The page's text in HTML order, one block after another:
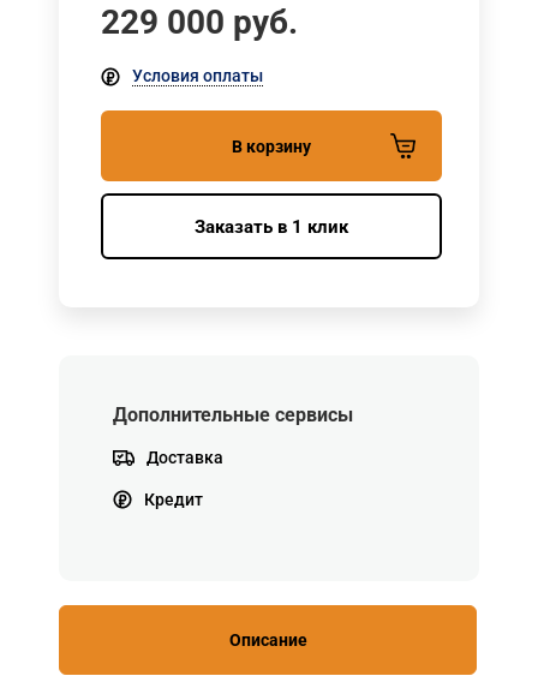
229 000 руб.
Условия оплаты
В корзину
Заказать в 1 клик
Дополнительные сервисы
Доставка
Кредит
Описание